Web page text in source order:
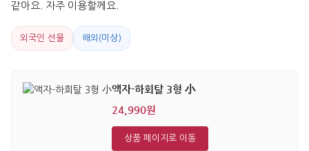
같아요. 자주 이용할께요.
외국인 선물 해외(미상)
액자-하회탈 3형 小
24,990원
상품 페이지로 이동